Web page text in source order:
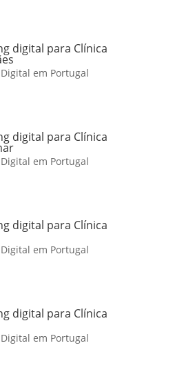
digital para Clínica
em Portugal
digital para Clínica
em Portugal
digital para Clínica
em Portugal
digital para Clínica
em Portugal